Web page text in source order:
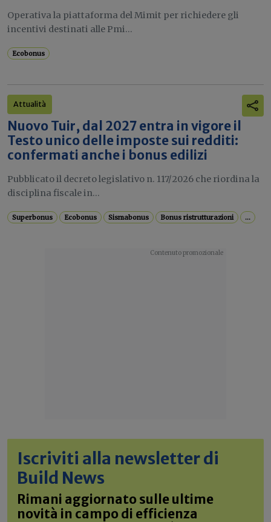
Operativa la piattaforma del Mimit per richiedere gli
incentivi destinati alle Pmi...
Ecobonus
Attualità
Nuovo Tuir, dal 2027 entra in vigore il
Testo unico delle imposte sui redditi:
confermati anche i bonus edilizi
Pubblicato il decreto legislativo n. 117/2026 che riordina la
disciplina fiscale in...
Superbonus Ecobonus Sismabonus Bonus ristrutturazioni ...
Iscriviti alla newsletter di
Build News
Rimani aggiornato sulle ultime
novità in campo di efficienza